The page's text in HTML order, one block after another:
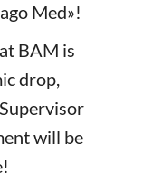
Med»!
BAM is
drop,
will be